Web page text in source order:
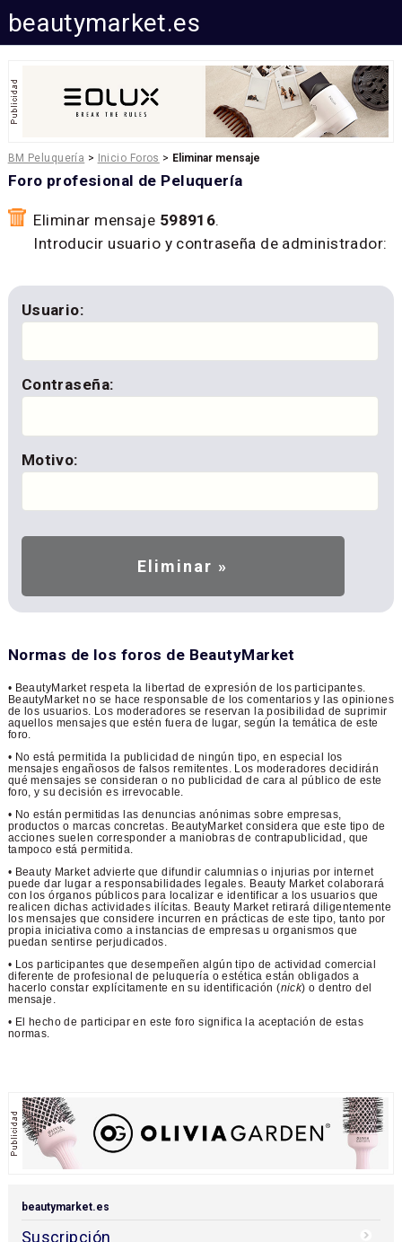
beautymarket.es
BM Peluquería > Inicio Foros > Eliminar mensaje
Foro profesional de Peluquería
Eliminar mensaje 598916.
Introducir usuario y contraseña de administrador:
Usuario:
Contraseña:
Motivo:
Normas de los foros de BeautyMarket
• BeautyMarket respeta la libertad de expresión de los participantes.
BeautyMarket no se hace responsable de los comentarios y las opiniones
de los usuarios. Los moderadores se reservan la posibilidad de suprimir
aquellos mensajes que estén fuera de lugar, según la temática de este
foro.
• No está permitida la publicidad de ningún tipo, en especial los
mensajes engañosos de falsos remitentes. Los moderadores decidirán
qué mensajes se consideran o no publicidad de cara al público de este
foro, y su decisión es irrevocable.
• No están permitidas las denuncias anónimas sobre empresas,
productos o marcas concretas. BeautyMarket considera que este tipo de
acciones suelen corresponder a maniobras de contrapublicidad, que
tampoco está permitida.
• Beauty Market advierte que difundir calumnias o injurias por internet
puede dar lugar a responsabilidades legales. Beauty Market colaborará
con los órganos públicos para localizar e identificar a los usuarios que
realicen dichas actividades ilícitas. Beauty Market retirará diligentemente
los mensajes que considere incurren en prácticas de este tipo, tanto por
propia iniciativa como a instancias de empresas u organismos que
puedan sentirse perjudicados.
• Los participantes que desempeñen algún tipo de actividad comercial
diferente de profesional de peluquería o estética están obligados a
hacerlo constar explícitamente en su identificación (nick) o dentro del
mensaje.
• El hecho de participar en este foro significa la aceptación de estas
normas.
beautymarket.es
Suscripción